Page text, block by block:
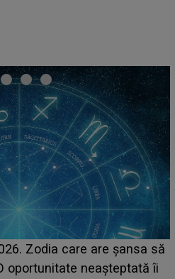
prima zi. Cine sunt artiștii
la ce ore au loc cele mai